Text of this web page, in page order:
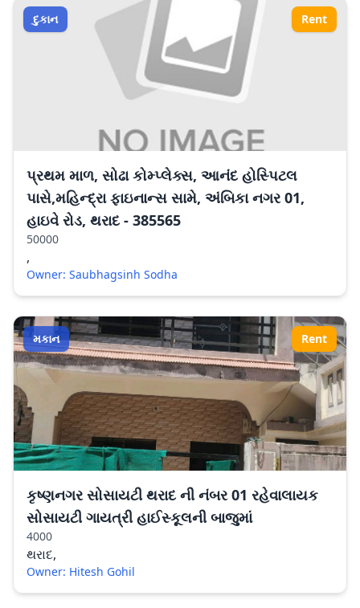
દુકાન Rent
પ્રથમ માળ, સોઢા કોમ્પ્લેક્સ, આનંદ હોસ્પિટલ
પાસે,મહિન્દ્રા ફાઇનાન્સ સામે, અંબિકા નગર 01,
હાઇવે રોડ, થરાદ - 385565
50000
,
Owner: Saubhagsinh Sodha
મકાન Rent
કૃષ્ણનગર સોસાયટી થરાદ ની નંબર 01 રહેવાલાયક
સોસાયટી ગાયત્રી હાઈસ્કૂલની બાજુમાં
4000
થરાદ,
Owner: Hitesh Gohil